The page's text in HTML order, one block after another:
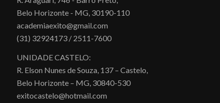
Belo Horizonte - MG, 30190-110
academiaexito@gmail.com
(31) 32924173 / 2511-7600
UNIDADE CASTELO:
R. Elson Nunes de Souza, 137 – Castelo,
Belo Horizonte – MG, 30840-530
exitocastelo@hotmail.com